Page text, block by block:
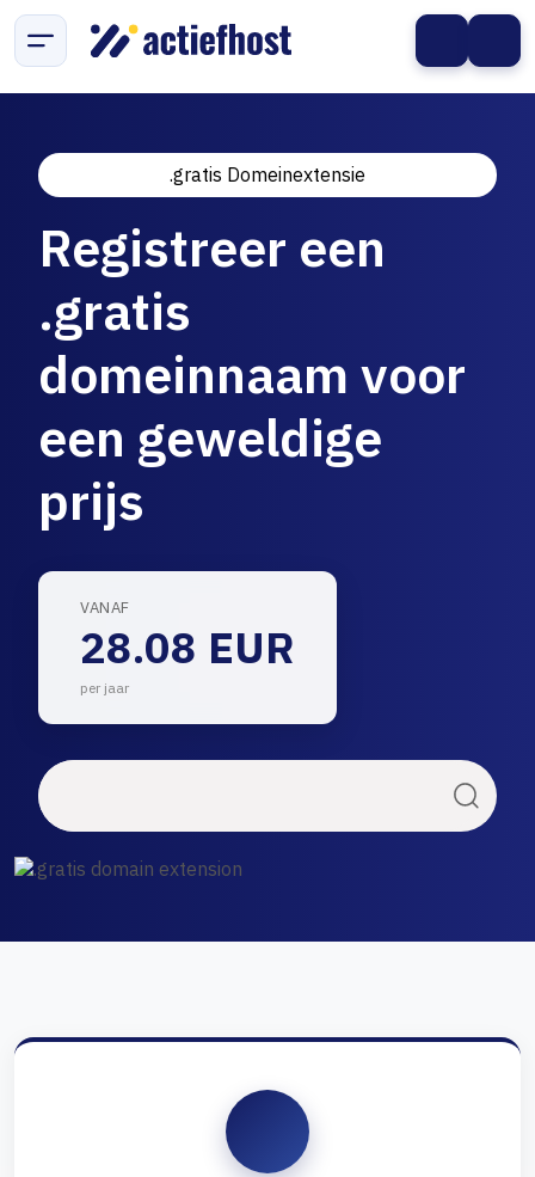
.gratis Domeinextensie
Registreer een
.gratis
domeinnaam voor
een geweldige
prijs
VANAF
28.08 EUR
per jaar